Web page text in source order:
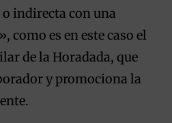
indirecta con una
es en este caso el
de la Horadada, que
y promociona la